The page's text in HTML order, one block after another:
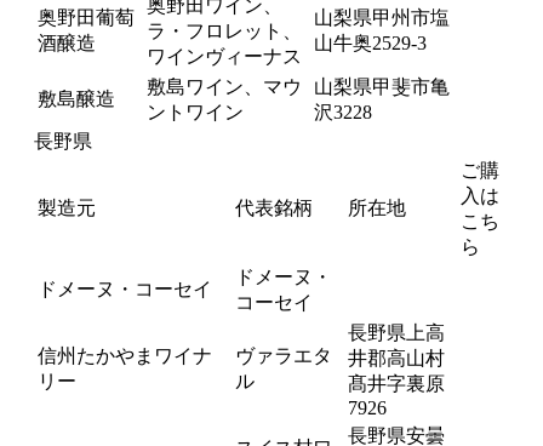
奥野田葡萄
酒醸造
奥野田ワイン、
ラ・フロレット、
ワインヴィーナス
山梨県甲州市塩
山牛奥2529-3
敷島醸造
敷島ワイン、マウ
ントワイン
山梨県甲斐市亀
沢3228
長野県
製造元 代表銘柄 所在地
ご購
入は
こち
ら
ドメーヌ・コーセイ
ドメーヌ・
コーセイ
信州たかやまワイナ
リー
ヴァラエタ
ル
長野県上高
井郡高山村
髙井字裏原
7926
長野県安曇